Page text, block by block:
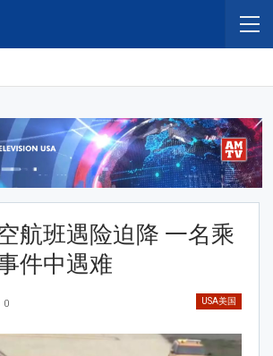
航班遇险迫降 一名乘
件中遇难
USA美国
0